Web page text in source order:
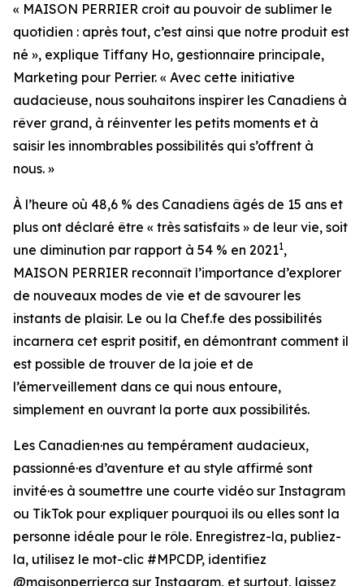
« MAISON PERRIER croit au pouvoir de sublimer le
quotidien : après tout, c’est ainsi que notre produit est
né », explique Tiffany Ho, gestionnaire principale,
Marketing pour Perrier. « Avec cette initiative
audacieuse, nous souhaitons inspirer les Canadiens à
rêver grand, à réinventer les petits moments et à
saisir les innombrables possibilités qui s’offrent à
nous. »
À l’heure où 48,6 % des Canadiens âgés de 15 ans et
plus ont déclaré être « très satisfaits » de leur vie, soit
une diminution par rapport à 54 % en 20211,
MAISON PERRIER reconnaît l’importance d’explorer
de nouveaux modes de vie et de savourer les
instants de plaisir. Le ou la Chef.fe des possibilités
incarnera cet esprit positif, en démontrant comment il
est possible de trouver de la joie et de
l’émerveillement dans ce qui nous entoure,
simplement en ouvrant la porte aux possibilités.
Les Canadien·nes au tempérament audacieux,
passionné·es d’aventure et au style affirmé sont
invité·es à soumettre une courte vidéo sur Instagram
ou TikTok pour expliquer pourquoi ils ou elles sont la
personne idéale pour le rôle. Enregistrez-la, publiez-
la, utilisez le mot-clic #MPCDP, identifiez
@maisonperrierca sur Instagram, et surtout, laissez